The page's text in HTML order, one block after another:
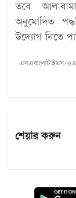
তবে
অনুমোদিত
উদ্যোগ নিতে
এলএবাংলাটাইমস/
শেয়ার করুন